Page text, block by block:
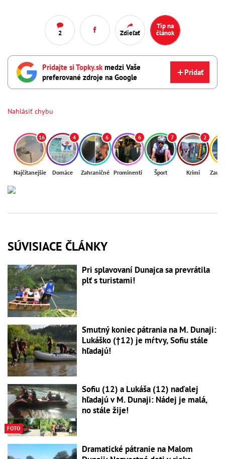
2 Zdieľať
Tip na
článok
Pridajte si Topky.sk medzi Vaše
preferované zdroje na Google
Pridať
Nahlásiť chybu
16
Najčítanejšie
4
Domáce
6
Zahraničné
6
Prominenti
7
Šport
2
Krimi
SÚVISIACE ČLÁNKY
Pri splavovaní Dunajca sa prevrátila
plť s turistami!
Smutný koniec pátrania na M. Dunaji:
Lukáško (†12) je mŕtvy, Sofiu stále
hľadajú!
FOTO
Sofiu (12) a Lukáša (12) naďalej
hľadajú v M. Dunaji: Nádej je malá,
no stále žije!
Dramatické pátranie na Malom